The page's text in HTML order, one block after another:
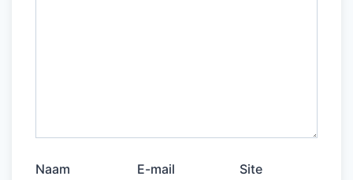
Naam E-mail Site